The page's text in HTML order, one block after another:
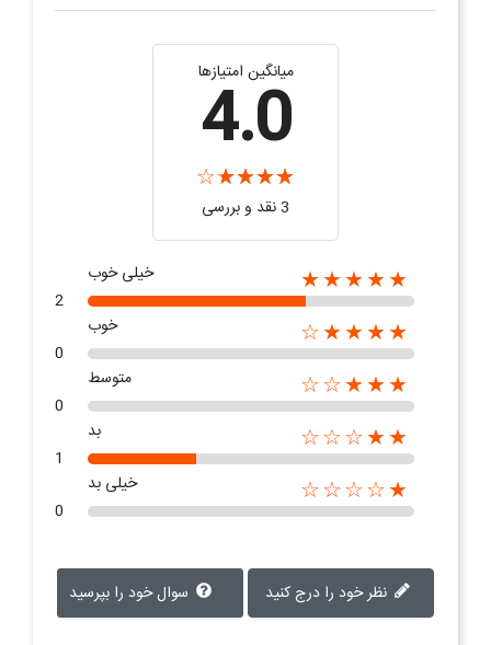
میانگین امتیازها
4.0
3 نقد و بررسی‌‌
★★★★★
خیلی خوب
2
★★★★☆
خوب
0
★★★☆☆
متوسط
0
★★☆☆☆
بد
1
★☆☆☆☆
خیلی بد
0
سوال خود را بپرسید